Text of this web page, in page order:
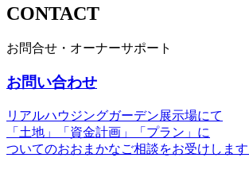
CONTACT
お問合せ・オーナーサポート
お問い合わせ
リアルハウジングガーデン展示場にて
「土地」「資金計画」「プラン」に
ついてのおおまかなご相談をお受けします